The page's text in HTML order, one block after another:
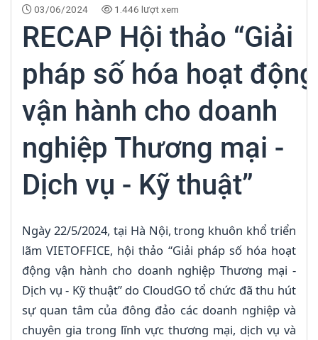
03/06/2024 1.446 lượt xem
RECAP Hội thảo “Giải
pháp số hóa hoạt động
vận hành cho doanh
nghiệp Thương mại -
Dịch vụ - Kỹ thuật”
Ngày 22/5/2024, tại Hà Nội, trong khuôn khổ triển
lãm VIETOFFICE, hội thảo “Giải pháp số hóa hoạt
động vận hành cho doanh nghiệp Thương mại -
Dịch vụ - Kỹ thuật” do CloudGO tổ chức đã thu hút
sự quan tâm của đông đảo các doanh nghiệp và
chuyên gia trong lĩnh vực thương mại, dịch vụ và